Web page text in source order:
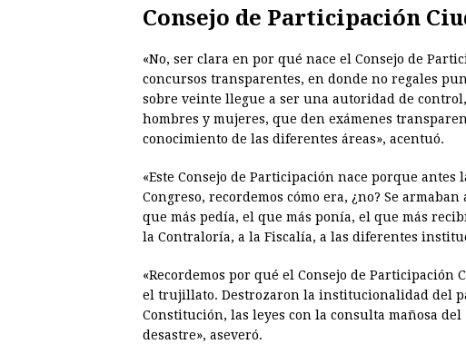
Consejo de Participación
«No, ser clara en por qué nace el Consejo de
concursos transparentes, en donde no regales
sobre veinte llegue a ser una autoridad de
hombres y mujeres, que den exámenes
conocimiento de las diferentes áreas», acentuó.
«Este Consejo de Participación nace porque
Congreso, recordemos cómo era, ¿no? Se
que más pedía, el que más ponía, el que más
la Contraloría, a la Fiscalía, a las diferentes
«Recordemos por qué el Consejo de Participación
el trujillato. Destrozaron la institucionalidad del
Constitución, las leyes con la consulta mañosa
desastre», aseveró.